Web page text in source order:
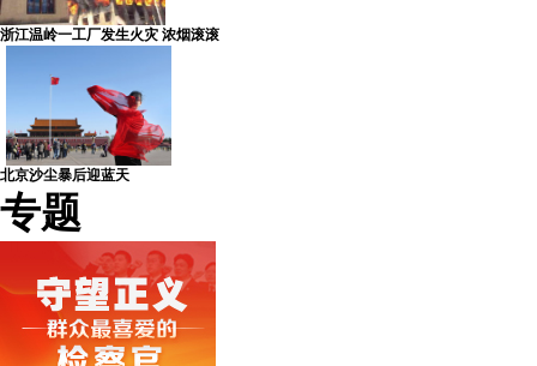
浙江温岭一工厂发生火灾 浓烟滚滚
北京沙尘暴后迎蓝天
专题